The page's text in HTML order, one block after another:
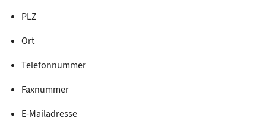
PLZ
Ort
Telefonnummer
Faxnummer
E-Mailadresse